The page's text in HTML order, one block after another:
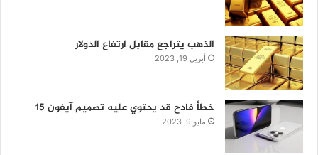
الذهب يتراجع مقابل ارتفاع الدولار
أبريل 19, 2023
خطأ فادح قد يحتوي عليه تصميم آيفون 15
مايو 9, 2023